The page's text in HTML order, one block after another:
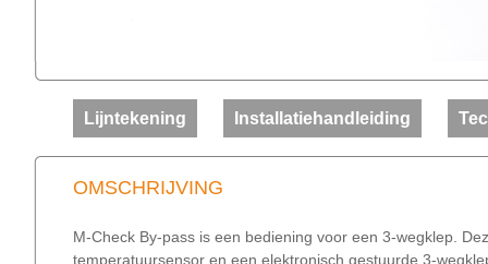
Lijntekening Installatiehandleiding
OMSCHRIJVING
M-Check By-pass is een bediening voor een 3-wegklep.
temperatuursensor en een elektronisch gestuurde 3-